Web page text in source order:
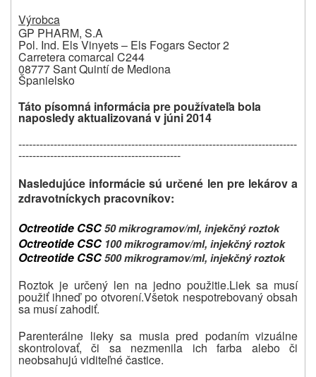
Výrobca
GP PHARM, S.A
Pol. Ind. Els Vinyets – Els Fogars Sector 2
Carretera comarcal C244
08777 Sant Quintí de Mediona
Španielsko
Táto písomná informácia pre používateľa bola
naposledy aktualizovanáv júni 2014
-------------------------------------------------------------------------------
----------------------------------------------
Nasledujúce informácie sú určené len pre lekárov a
zdravotníckych pracovníkov:
Octreotide CSC50 mikrogramov/ml, injekčný roztok
Octreotide CSC 100 mikrogramov/ml, injekčný roztok
Octreotide CSC500 mikrogramov/ml, injekčný roztok
Roztok je určený len na jedno použitie.Liek sa musí
použiť ihneď po otvorení.Všetok nespotrebovaný obsah
sa musí zahodiť.
Parenterálne lieky sa musia pred podaním vizuálne
skontrolovať, či sa nezmenila ich farba alebo či
neobsahujú viditeľné častice.